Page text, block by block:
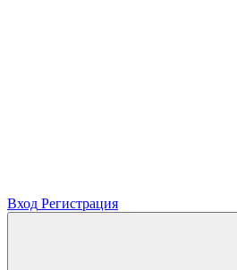
Вход Регистрация